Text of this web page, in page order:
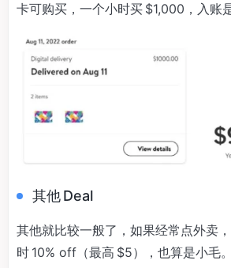
卡可购买，一个小时买 $1,000，入账
其他 Deal
其他就比较一般了，如果经常点外卖
时 10% off（最高 $5），也算是小毛。